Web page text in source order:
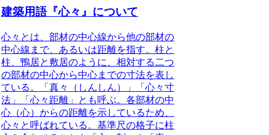
建築用語『心々』について
心々とは、部材の中心線から他の部材の
中心線まで、あるいは距離を指す。柱と
柱、鴨居と敷居のように、相対する二つ
の部材の中心から中心までの寸法を表し
ている。
「真々（しんしん）」「心々寸
法」「心々距離」とも呼ぶ。各部材の中
心（心）からの距離を示しているため、
心々と呼ばれている。基準尺の格子に柱